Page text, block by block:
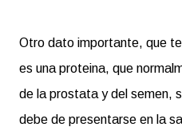
Otro dato importante, que
es una proteina, que
de la prostata y del semen,
debe de presentarse en la